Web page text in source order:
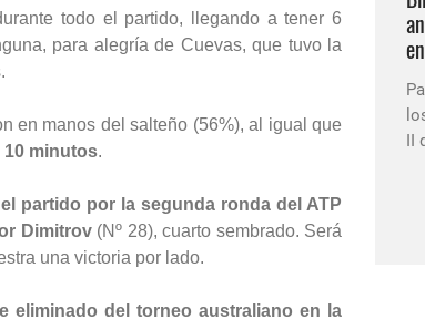
todo el partido, llegando a tener 6
para alegría de Cuevas, que tuvo la
en manos del salteño (56%), al igual que
10 minutos.
partido por la segunda ronda del ATP
Dimitrov(Nº 28), cuarto sembrado. Será
una victoria por lado.
eliminado del torneo australiano en la